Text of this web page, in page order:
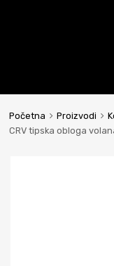
Početna Proizvodi
CRV tipska obloga